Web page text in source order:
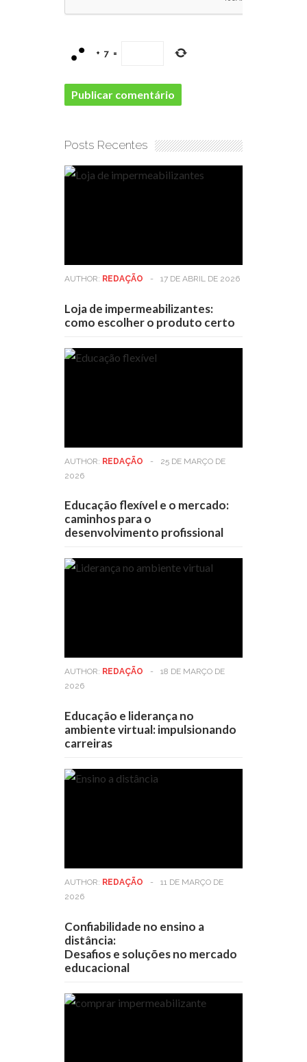
+ 7 =
Posts Recentes
AUTHOR: REDAÇÃO - 17 DE ABRIL DE 2026
Loja de impermeabilizantes:
como escolher o produto certo
AUTHOR: REDAÇÃO -
25 DE MARÇO DE
2026
Educação flexível e o mercado:
caminhos para o
desenvolvimento profissional
AUTHOR: REDAÇÃO -
18 DE MARÇO DE
2026
Educação e liderança no
ambiente virtual: impulsionando
carreiras
AUTHOR: REDAÇÃO -
11 DE MARÇO DE
2026
Confiabilidade no ensino a
distância:
Desafios e soluções no mercado
educacional